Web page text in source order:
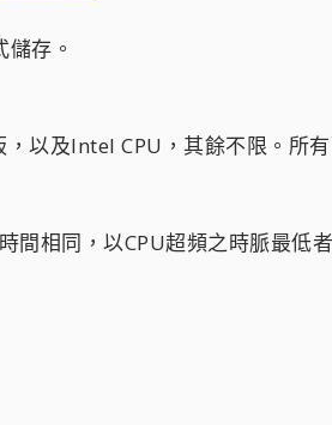
存。​
以及Intel CPU，其餘不限。所
相同，以CPU超頻之時脈最低